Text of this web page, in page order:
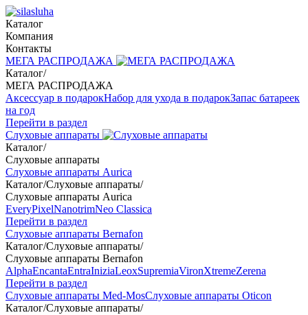
Каталог
Компания
Контакты
МЕГА РАСПРОДАЖА
Каталог/
МЕГА РАСПРОДАЖА
Аксессуар в подарокНабор для ухода в подарокЗапас батареек
на год
Перейти в раздел
Слуховые аппараты
Каталог/
Слуховые аппараты
Слуховые аппараты Aurica
Каталог/Слуховые аппараты/
Слуховые аппараты Aurica
EveryPixelNanotrimNeo Classica
Перейти в раздел
Слуховые аппараты Bernafon
Каталог/Слуховые аппараты/
Слуховые аппараты Bernafon
AlphaEncantaEntraIniziaLeoxSupremiaVironXtremeZerena
Перейти в раздел
Слуховые аппараты Med-MosСлуховые аппараты Oticon
Каталог/Слуховые аппараты/